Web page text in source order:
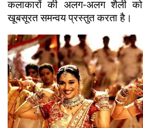
कलाकारों की अलग-अलग शैली
खूबसूरत समन्वय प्रस्तुत करता है।